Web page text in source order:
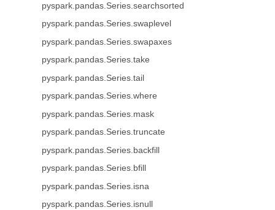
pyspark.pandas.Series.searchsorted
pyspark.pandas.Series.swaplevel
pyspark.pandas.Series.swapaxes
pyspark.pandas.Series.take
pyspark.pandas.Series.tail
pyspark.pandas.Series.where
pyspark.pandas.Series.mask
pyspark.pandas.Series.truncate
pyspark.pandas.Series.backfill
pyspark.pandas.Series.bfill
pyspark.pandas.Series.isna
pyspark.pandas.Series.isnull